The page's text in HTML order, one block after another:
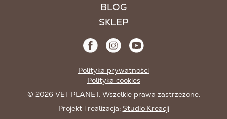
BLOG
SKLEP
© 2026 VET PLANET. Wszelkie prawa zastrzeżone.
Polityka prywatności
Polityka cookies
Projekt i realizacja: Studio Kreacji